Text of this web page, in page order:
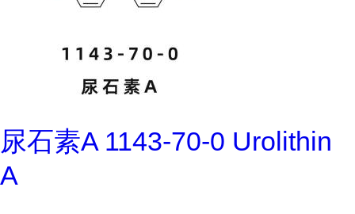
尿石素A 1143-70-0 Urolithin
A